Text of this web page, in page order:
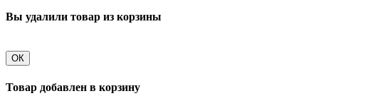
Вы удалили товар из корзины
ОК
Товар добавлен в корзину